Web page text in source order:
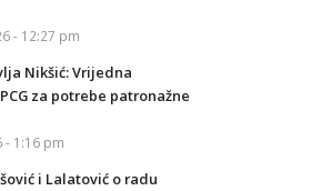
- 12:27 pm
Nikšić: Vrijedna
za potrebe patronažne
- 1:16 pm
i Lalatović o radu